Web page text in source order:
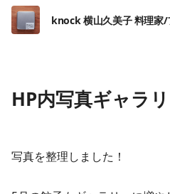
knock 横山久美子 料理家
HP内写真ギャラ
写真を整理しました！